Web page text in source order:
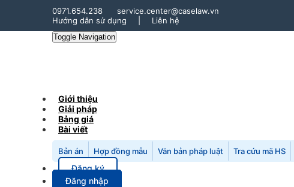
0971.654.238
service.center@caselaw.vn
Hướng dẫn sử dụng
Liên hệ
Toggle Navigation
Giới thiệu
Giải pháp
Bảng giá
Bài viết
Bản án Hợp đồng mẫu Văn bản pháp luật Tra cứu mã HS
Đăng ký
Đăng nhập